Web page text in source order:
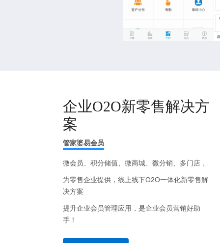
企业O2O新零售解决方
案
管家婆易会员
微会员、积分储值、微商城、微分销、多门店，
为零售企业提供，线上线下O2O一体化新零售解
决方案
提升企业会员管理应用，是企业会员营销好助
手！